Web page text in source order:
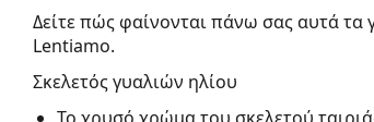
Δείτε πώς φαίνονται πάνω σας αυτά τα
Lentiamo.
Σκελετός γυαλιών ηλίου